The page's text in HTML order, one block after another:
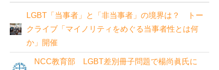
LGBT「当事者」と「非当事者」の境界は？ トー
クライブ「マイノリティをめぐる当事者性とは何
か」開催
NCC教育部 LGBT差別冊子問題で楊尚眞氏に